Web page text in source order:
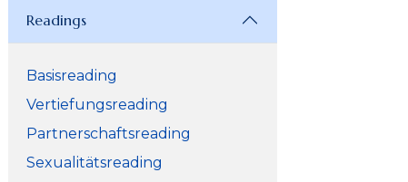
Readings
Basisreading
Vertiefungsreading
Partnerschaftsreading
Sexualitätsreading